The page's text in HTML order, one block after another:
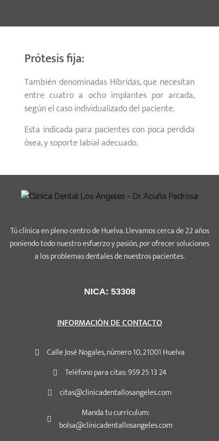
Prótesis fija:
También denominadas Híbridas, que necesitan
entre cuatro a ocho implantes por arcada,
según el caso individualizado del paciente.
Esta indicada para pacientes con poca perdida
ósea, y soporte labial adecuado.
Tú clínica en pleno centro de Huelva. Llevamos cerca de 22 años
poniendo todo nuestro esfuerzo y pasión, por ofrecer soluciones
a los problemas dentales de nuestros pacientes.
NICA: 53308
INFORMACIÓN DE CONTACTO
Calle José Nogales, número 10, 21001 Huelva
Teléfono para citas: 959 25 13 24
citas@clinicadentallosangeles.com
Manda tu currículum:
bolsa@clinicadentallosangeles.com